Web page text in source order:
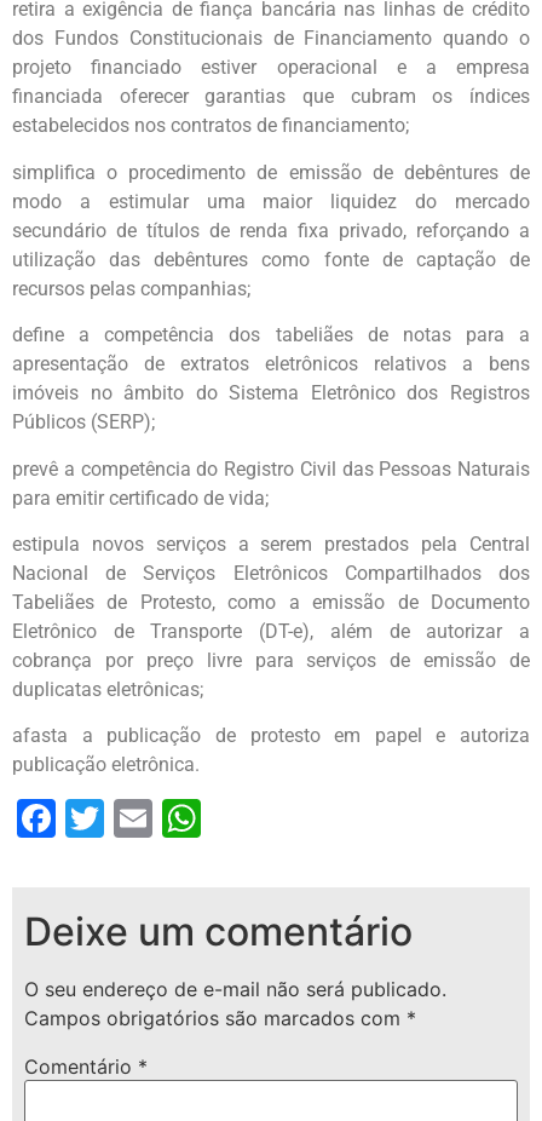
retira a exigência de fiança bancária nas linhas de crédito
dos Fundos Constitucionais de Financiamento quando o
projeto financiado estiver operacional e a empresa
financiada oferecer garantias que cubram os índices
estabelecidos nos contratos de financiamento;
simplifica o procedimento de emissão de debêntures de
modo a estimular uma maior liquidez do mercado
secundário de títulos de renda fixa privado, reforçando a
utilização das debêntures como fonte de captação de
recursos pelas companhias;
define a competência dos tabeliães de notas para a
apresentação de extratos eletrônicos relativos a bens
imóveis no âmbito do Sistema Eletrônico dos Registros
Públicos (SERP);
prevê a competência do Registro Civil das Pessoas Naturais
para emitir certificado de vida;
estipula novos serviços a serem prestados pela Central
Nacional de Serviços Eletrônicos Compartilhados dos
Tabeliães de Protesto, como a emissão de Documento
Eletrônico de Transporte (DT-e), além de autorizar a
cobrança por preço livre para serviços de emissão de
duplicatas eletrônicas;
afasta a publicação de protesto em papel e autoriza
publicação eletrônica.
Facebook
Twitter
Email
Deixe um comentário
O seu endereço de e-mail não será publicado.
Campos obrigatórios são marcados com *
Comentário *